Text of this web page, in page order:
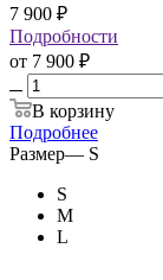
7 900 ₽
Подробности
от 7 900 ₽
В корзину
Подробнее
Размер— S
S
M
L